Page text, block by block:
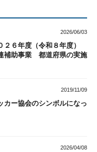
2026/06/03
２６年度（令和８年度）
補助事業 都道府県の実施
2019/11/09
カー協会のシンボルになっ
2026/04/08